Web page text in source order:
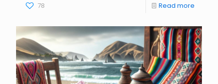
78 Read more